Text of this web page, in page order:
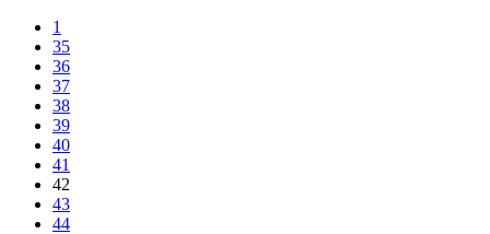
1
35
36
37
38
39
40
41
42
43
44